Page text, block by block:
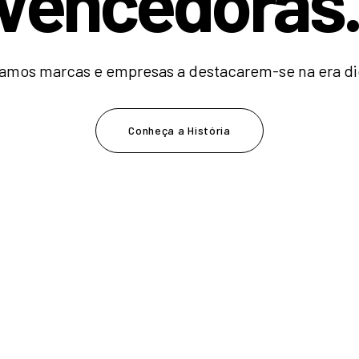
marcas e empresas a destacarem-se na era
Conheça a História